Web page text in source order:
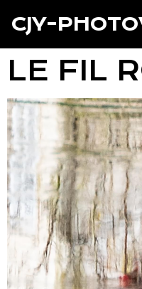
CJY-
LE FIL